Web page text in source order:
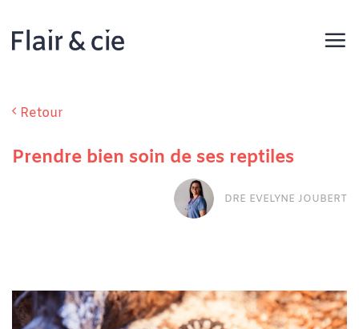
contenu
Retour
Prendre bien soin de ses reptiles
DRE EVELYNE JOUBERT